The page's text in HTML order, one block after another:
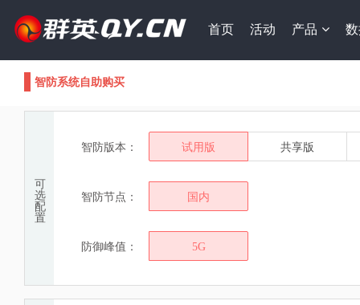
首页 活动 产品
智防系统自助购买
可
选
配
置
智防版本： 试用版 共享版
智防节点： 国内
防御峰值： 5G